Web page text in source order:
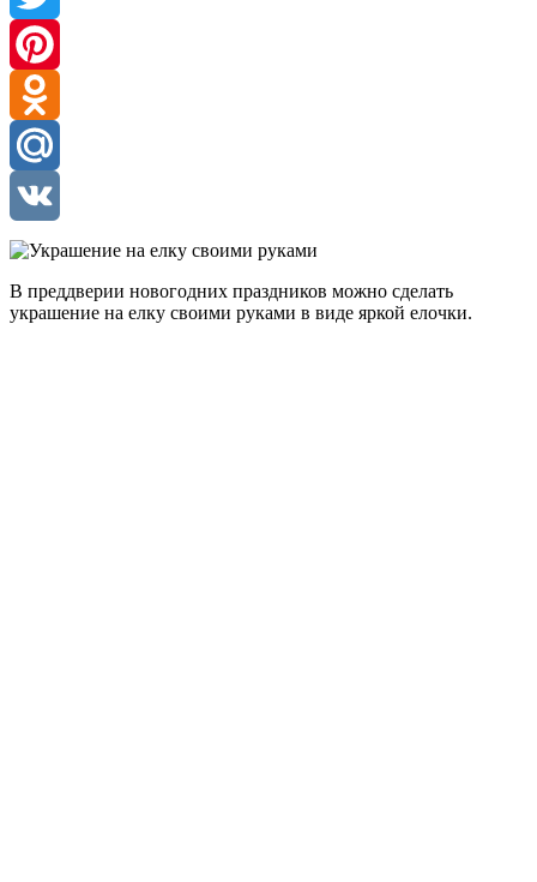
Twitter
Pinterest
Odnoklassniki
Mail.Ru
VK
В преддверии новогодних праздников можно сделать
украшение на елку своими руками в виде яркой елочки.